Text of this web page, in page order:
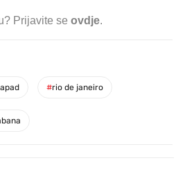
Prijavite se ovdje.
#rio de janeiro